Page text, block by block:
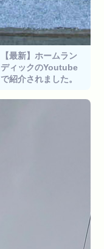
【最新】ホームラン
ディックのYoutube
で紹介されました。